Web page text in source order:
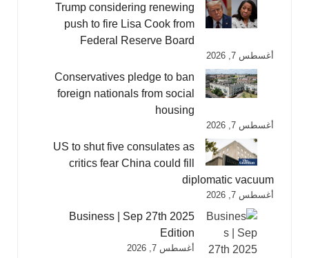
Trump considering renewing
push to fire Lisa Cook from
Federal Reserve Board
أغسطس 7, 2026
Conservatives pledge to ban
foreign nationals from social
housing
أغسطس 7, 2026
US to shut five consulates as
critics fear China could fill
diplomatic vacuum
أغسطس 7, 2026
Business | Sep 27th 2025
Edition
أغسطس 7, 2026